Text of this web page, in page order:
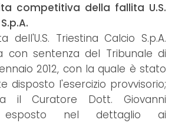
competitiva della fallita U.S.
dell'U.S. Triestina Calcio S.p.A.
con sentenza del Tribunale di
2012, con la quale è stato
disposto l'esercizio provvisorio;
il Curatore Dott. Giovanni
nel dettaglio ai